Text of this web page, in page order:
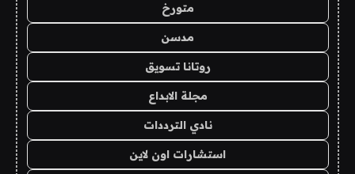
متورخ
مدسن
روتانا تسويق
مجلة الابداع
نادي الترددات
استشارات اون لاين